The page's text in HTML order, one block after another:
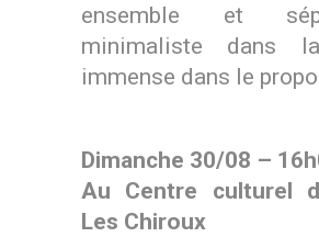
ensemble et
minimaliste dans
immense dans le
Dimanche 30/08 –
Au Centre culturel
Les Chiroux